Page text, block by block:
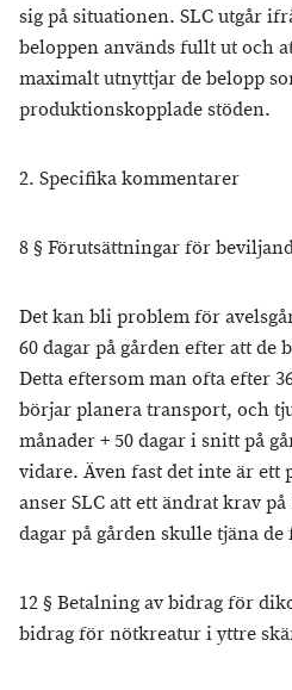
sig på situationen. SLC utgår
beloppen används fullt ut och
maximalt utnyttjar de belopp
produktionskopplade stöden.
2. Specifika kommentarer
8 § Förutsättningar för
Det kan bli problem för
60 dagar på gården efter att de
Detta eftersom man ofta efter
börjar planera transport, och
månader + 50 dagar i snitt på
vidare. Även fast det inte är ett
anser SLC att ett ändrat krav
dagar på gården skulle tjäna
12 § Betalning av bidrag för
bidrag för nötkreatur i yttre